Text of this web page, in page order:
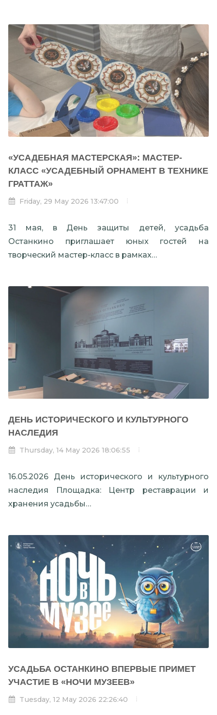
«УСАДЕБНАЯ МАСТЕРСКАЯ»: МАСТЕР-
КЛАСС «УСАДЕБНЫЙ ОРНАМЕНТ В ТЕХНИКЕ
ГРАТТАЖ»
Friday, 29 May 2026 13:47:00
31 мая, в День защиты детей, усадьба
Останкино приглашает юных гостей на
творческий мастер-класс в рамках…
ДЕНЬ ИСТОРИЧЕСКОГО И КУЛЬТУРНОГО
НАСЛЕДИЯ
Thursday, 14 May 2026 18:06:55
16.05.2026 День исторического и культурного
наследия Площадка: Центр реставрации и
хранения усадьбы…
УСАДЬБА ОСТАНКИНО ВПЕРВЫЕ ПРИМЕТ
УЧАСТИЕ В «НОЧИ МУЗЕЕВ»
Tuesday, 12 May 2026 22:26:40